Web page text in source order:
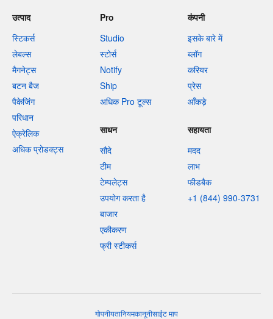
उत्पाद
स्टिकर्स
लेबल्स
मैगनेट्स
बटन बैज
पैकेजिंग
परिधान
ऐक्रेलिक
अधिक प्रोडक्ट्स
Pro
Studio
स्टोर्स
Notify
Ship
अधिक Pro टूल्स
कंपनी
इसके बारे में
ब्लॉग
करियर
प्रेस
आँकड़े
साधन
सौदे
टीम
टेम्पलेट्स
उपयोग करता है
बाजार
एकीकरण
फ्री स्टीकर्स
सहायता
मदद
लाभ
फीडबैक
+1 (844) 990-3731
गोपनीयतानियमकानूनीसाईट माप